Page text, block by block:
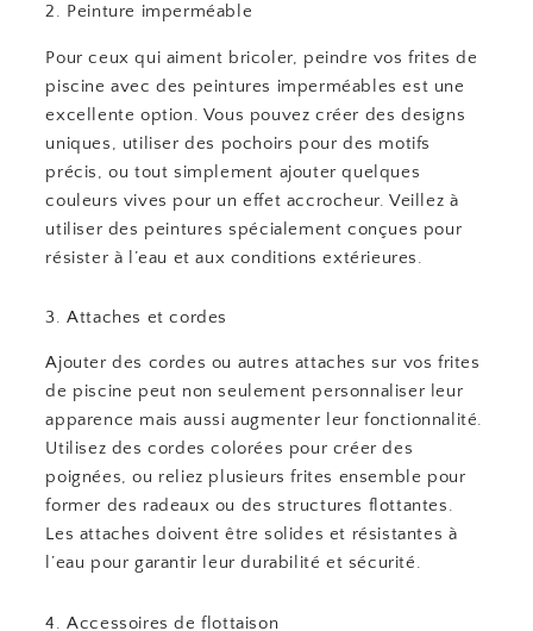
2. Peinture imperméable
Pour ceux qui aiment bricoler, peindre vos frites de
piscine avec des peintures imperméables est une
excellente option. Vous pouvez créer des designs
uniques, utiliser des pochoirs pour des motifs
précis, ou tout simplement ajouter quelques
couleurs vives pour un effet accrocheur. Veillez à
utiliser des peintures spécialement conçues pour
résister à l’eau et aux conditions extérieures.
3. Attaches et cordes
Ajouter des cordes ou autres attaches sur vos frites
de piscine peut non seulement personnaliser leur
apparence mais aussi augmenter leur fonctionnalité.
Utilisez des cordes colorées pour créer des
poignées, ou reliez plusieurs frites ensemble pour
former des radeaux ou des structures flottantes.
Les attaches doivent être solides et résistantes à
l’eau pour garantir leur durabilité et sécurité.
4. Accessoires de flottaison